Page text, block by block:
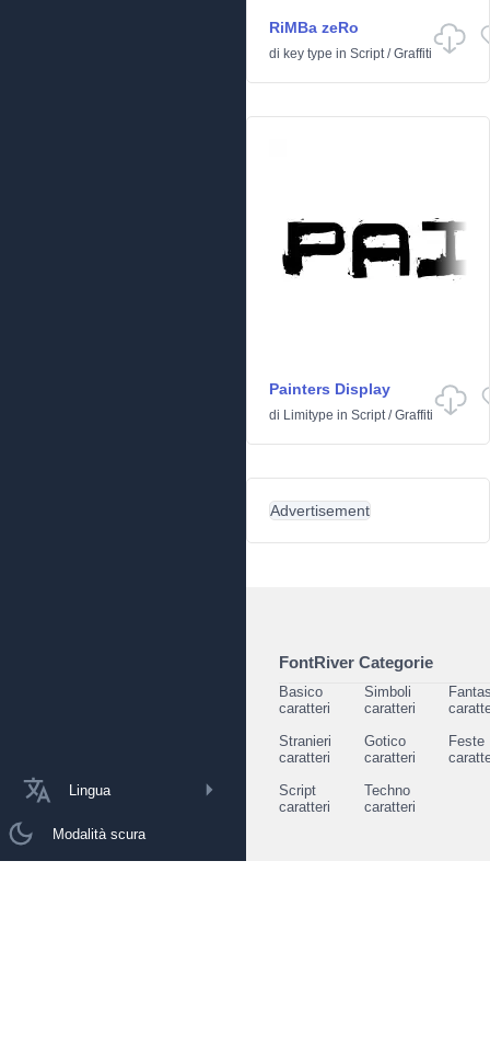
Lingua
Modalità scura
RiMBa zeRo
di key type in Script/Graffiti
Painters Display
di Limitype in Script/Graffiti
Advertisement
FontRiver Categorie
Basico
caratteri
Simboli
caratteri
Stranieri
caratteri
Gotico
caratteri
Feste
Script
caratteri
Techno
caratteri